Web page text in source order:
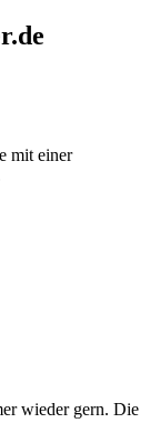
mit einer
wieder gern. Die